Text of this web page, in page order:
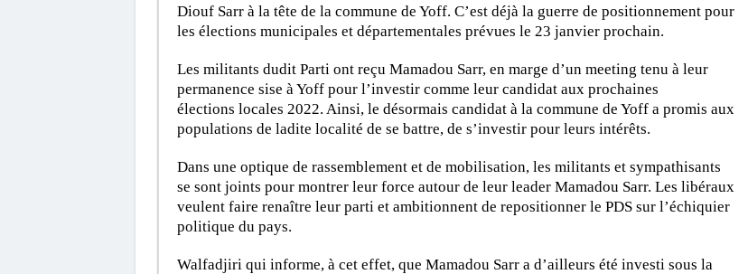
Diouf Sarr à la tête de la commune de Yoff. C’est déjà la guerre de positionnement pour
les élections municipales et départementales prévues le 23 janvier prochain.
Les militants dudit Parti ont reçu Mamadou Sarr, en marge d’un meeting tenu à leur
permanence sise à Yoff pour l’investir comme leur candidat aux prochaines
élections locales 2022. Ainsi, le désormais candidat à la commune de Yoff a promis aux
populations de ladite localité de se battre, de s’investir pour leurs intérêts.
Dans une optique de rassemblement et de mobilisation, les militants et sympathisants
se sont joints pour montrer leur force autour de leur leader Mamadou Sarr. Les libéraux
veulent faire renaître leur parti et ambitionnent de repositionner le PDS sur l’échiquier
politique du pays.
Walfadjiri qui informe, à cet effet, que Mamadou Sarr a d’ailleurs été investi sous la